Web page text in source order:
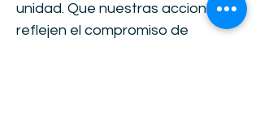
unidad. Que nuestras acciones
reflejen el compromiso de